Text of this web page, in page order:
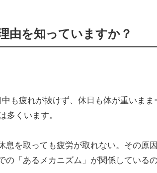
を知っていますか？
も疲れが抜けず、休日も体が重いまま
くいます。
息を取っても疲労が取れない。その原
「あるメカニズム」が関係しているの